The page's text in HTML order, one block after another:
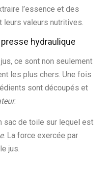
l’essence et des
leurs valeurs nutritives.
hydraulique
ce sont non seulement
les plus chers. Une fois
sont découpés et
.
sac de toile sur lequel est
. La force exercée par
jus.